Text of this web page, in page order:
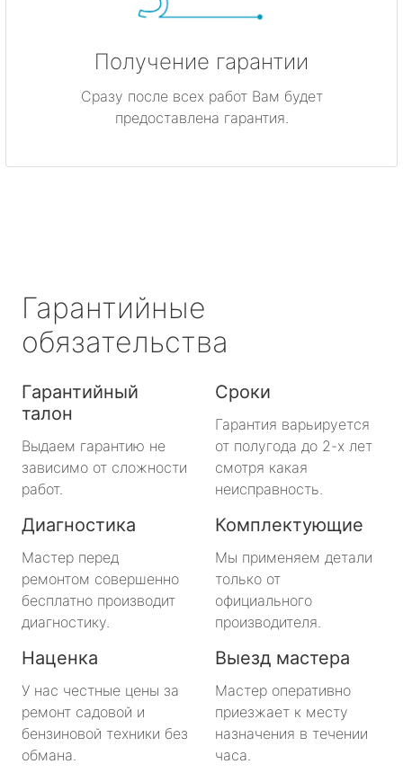
Получение гарантии
Сразу после всех работ Вам будет
предоставлена гарантия.
Гарантийные
обязательства
Гарантийный
талон
Выдаем гарантию не
зависимо от сложности
работ.
Сроки
Гарантия варьируется
от полугода до 2-х лет
смотря какая
неисправность.
Диагностика
Мастер перед
ремонтом совершенно
бесплатно производит
диагностику.
Комплектующие
Мы применяем детали
только от
официального
производителя.
Наценка
У нас честные цены за
ремонт садовой и
бензиновой техники без
обмана.
Выезд мастера
Мастер оперативно
приезжает к месту
назначения в течении
часа.